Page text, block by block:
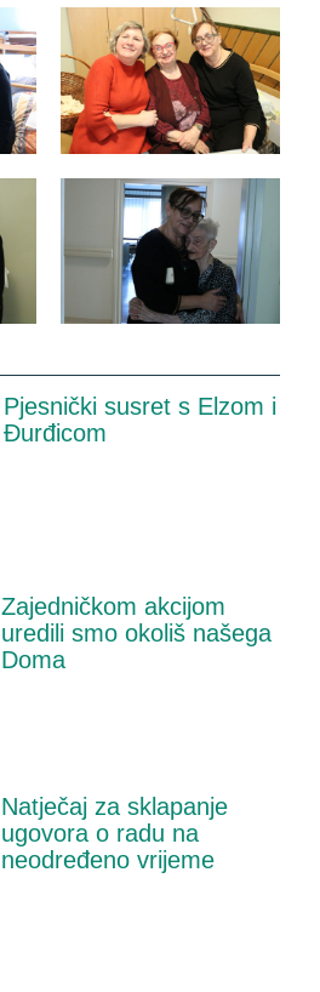
Pjesnički susret s Elzom i
Đurđicom
Zajedničkom akcijom
uredili smo okoliš našega
Doma
Natječaj za sklapanje
ugovora o radu na
neodređeno vrijeme